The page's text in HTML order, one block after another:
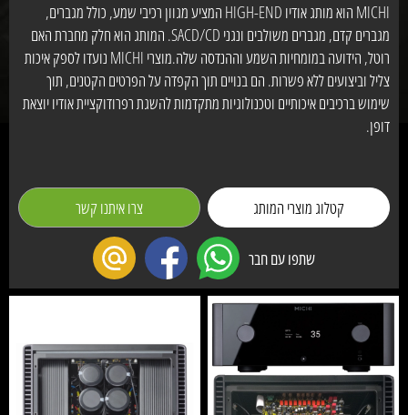
MICHI הוא מותג אודיו HIGH-END המציע מגוון רכיבי שמע, כולל מגברים,
מגברים קדם, מגברים משולבים ונגני SACD/CD. המותג הוא חלק מחברת האם
רוטל, הידועה במומחיות השמע וההנדסה שלה.מוצרי MICHI נועדו לספק איכות
צליל וביצועים ללא פשרות. הם בנויים תוך הקפדה על הפרטים הקטנים, תוך
שימוש ברכיבים איכותיים וטכנולוגיות מתקדמות להשגת רפרודוקציית אודיו יוצאת
דופן.
קטלוג מוצרי המותג צרו איתנו קשר
שתפו עם חבר